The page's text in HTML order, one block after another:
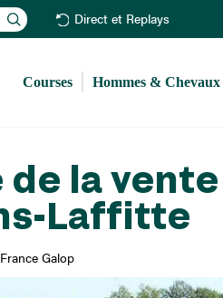
Direct et Replays
Courses Hommes & Chevaux
la
Laffitte
France Galop